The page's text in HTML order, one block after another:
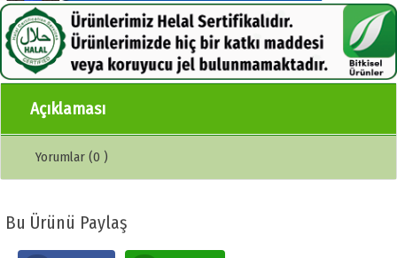
Açıklaması
Yorumlar (0 )
Bu Ürünü Paylaş